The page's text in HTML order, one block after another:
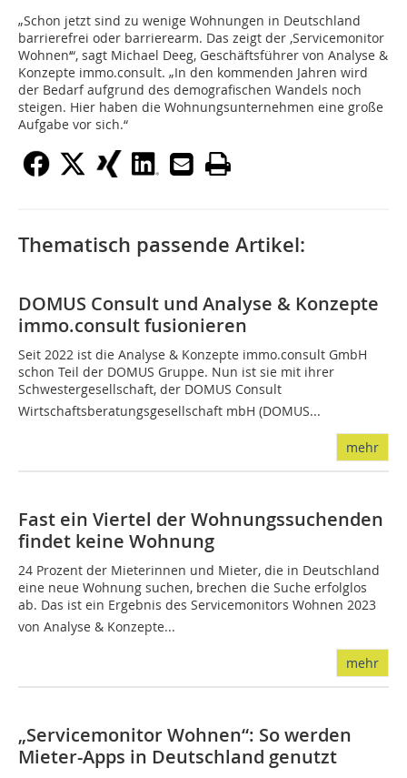
„Schon jetzt sind zu wenige Wohnungen in Deutschland
barrierefrei oder barrierearm. Das zeigt der ,Servicemonitor
Wohnen‘“, sagt Michael Deeg, Geschäftsführer von Analyse &
Konzepte immo.consult. „In den kommenden Jahren wird
der Bedarf aufgrund des demografischen Wandels noch
steigen. Hier haben die Wohnungsunternehmen eine große
Aufgabe vor sich.“
Thematisch passende Artikel:
DOMUS Consult und Analyse & Konzepte
immo.consult fusionieren
Seit 2022 ist die Analyse & Konzepte immo.consult GmbH
schon Teil der DOMUS Gruppe. Nun ist sie mit ihrer
Schwestergesellschaft, der DOMUS Consult
Wirtschaftsberatungsgesellschaft mbH (DOMUS...
mehr
Fast ein Viertel der Wohnungssuchenden
findet keine Wohnung
24 Prozent der Mieterinnen und Mieter, die in Deutschland
eine neue Wohnung suchen, brechen die Suche erfolglos
ab. Das ist ein Ergebnis des Servicemonitors Wohnen 2023
von Analyse & Konzepte...
mehr
„Servicemonitor Wohnen“: So werden
Mieter-Apps in Deutschland genutzt